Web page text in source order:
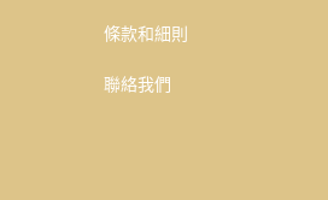
條款和細則
聯絡我們